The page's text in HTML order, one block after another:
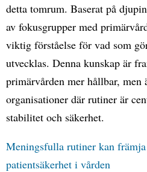
detta tomrum. Baserat på
av fokusgrupper med
viktig förståelse för vad som
utvecklas. Denna kunskap är
primärvården mer hållbar, men
organisationer där rutiner är
stabilitet och säkerhet.
Meningsfulla rutiner kan
patientsäkerhet i vården